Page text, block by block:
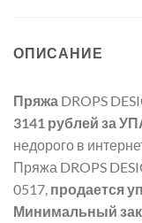
ОПИСАНИЕ
Пряжа DROPS
3141 рублей за
недорого в
Пряжа DROPS
0517, продается
Минимальный